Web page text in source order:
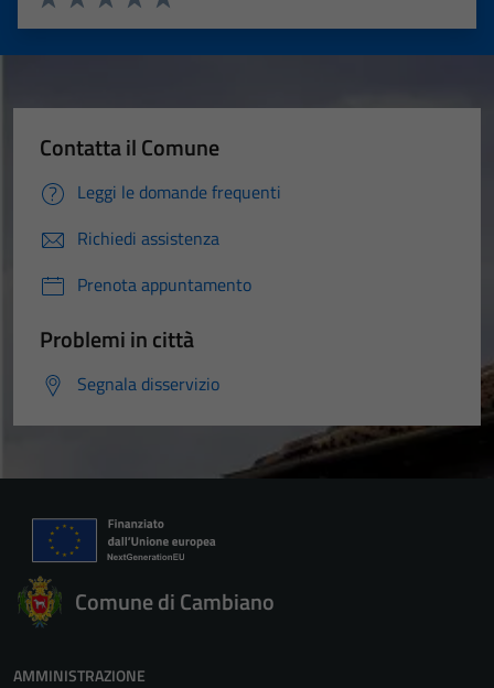
Valuta 5 stelle su 5
Valuta 4 stelle su 5
Valuta 3 stelle su 5
Valuta 2 stelle su 5
Valuta 1 stelle su 5
Contatta il Comune
Leggi le domande frequenti
Richiedi assistenza
Prenota appuntamento
Problemi in città
Segnala disservizio
Comune di Cambiano
AMMINISTRAZIONE